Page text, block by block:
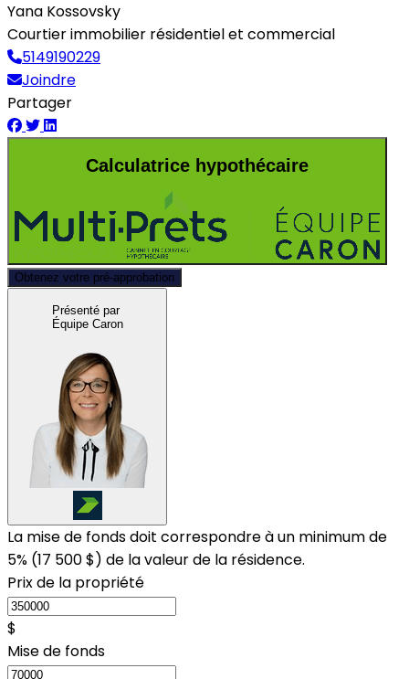
Yana Kossovsky
Courtier immobilier résidentiel et commercial
5149190229
Joindre
Partager
Calculatrice hypothécaire
Obtenez votre pré-approbation
Présenté par
Équipe Caron
La mise de fonds doit correspondre à un minimum de
5% (17 500 $) de la valeur de la résidence.
Prix de la propriété
$
Mise de fonds